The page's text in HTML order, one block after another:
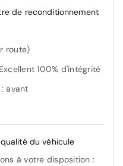
de reconditionnement
route)
100% d'intégrité
avant
du véhicule
à votre disposition :